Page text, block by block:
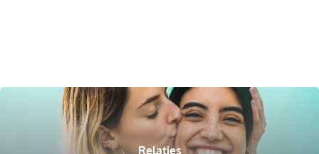
Relaties